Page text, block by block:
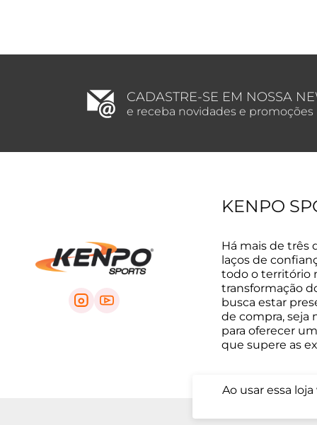
CADASTRE-SE EM NOSSA
e receba novidades e promoções
KENPO
Há mais de três
laços de
todo o território
transformação
busca estar
de compra, seja
para oferecer
que supere as
Ao usar essa